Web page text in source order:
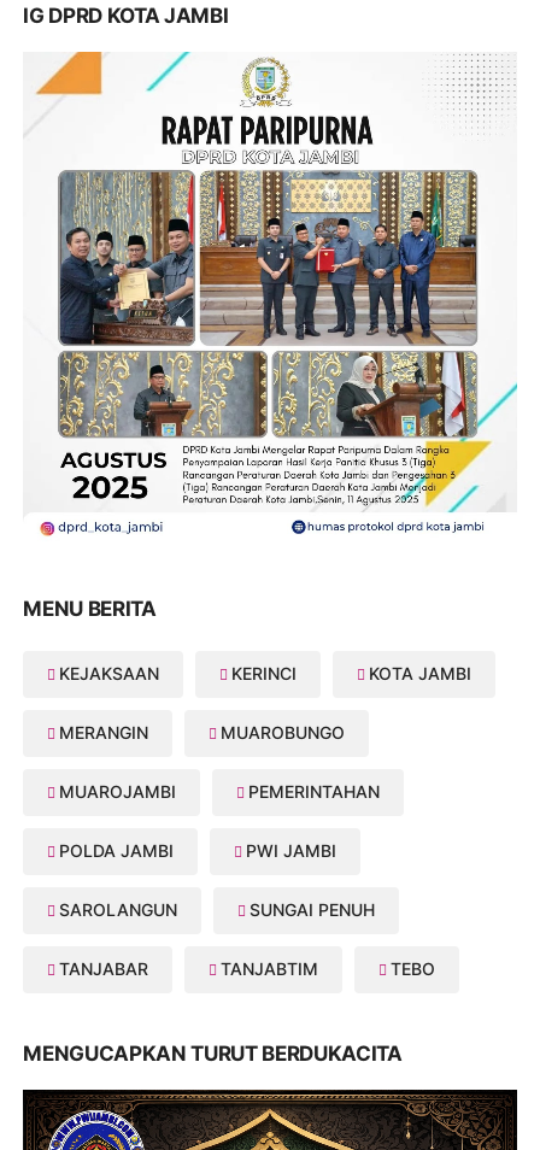
IG DPRD KOTA JAMBI
MENU BERITA
KEJAKSAAN KERINCI KOTA JAMBI
MERANGIN MUAROBUNGO
MUAROJAMBI PEMERINTAHAN
POLDA JAMBI PWI JAMBI
SAROLANGUN SUNGAI PENUH
TANJABAR TANJABTIM TEBO
MENGUCAPKAN TURUT BERDUKACITA